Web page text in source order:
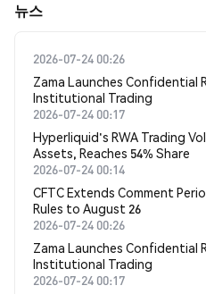
뉴스
2026-07-24 00:26
Zama Launches Confidential
Institutional Trading
2026-07-24 00:17
Hyperliquid's RWA Trading
Assets, Reaches 54% Share
2026-07-24 00:14
CFTC Extends Comment
Rules to August 26
2026-07-24 00:26
Zama Launches Confidential
Institutional Trading
2026-07-24 00:17